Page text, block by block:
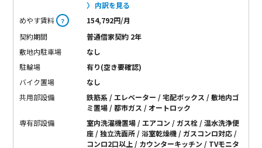
内訳を見る
めやす賃料 ？
154,792円/月
契約期間
普通借家契約 2年
敷地内駐車場
なし
駐輪場
有り(空き要確認)
バイク置場
なし
共用部設備
鉄筋系 / エレベーター / 宅配ボックス / 敷地内ゴ
ミ置場 / 都市ガス / オートロック
専有部設備
室内洗濯機置場 / エアコン / ガス栓 / 温水洗浄便
座 / 独立洗面所 / 浴室乾燥機 / ガスコンロ対応 /
コンロ2口以上 / カウンターキッチン / TVモニタ